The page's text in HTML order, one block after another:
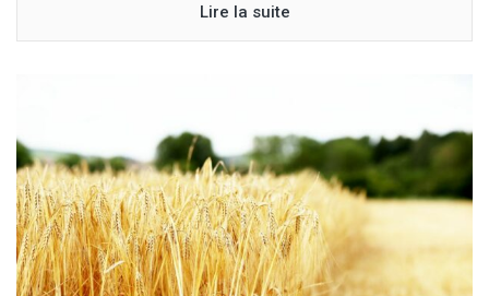
Lire la suite